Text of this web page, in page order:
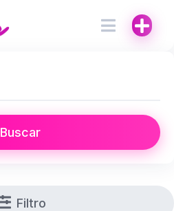
Buscar
Filtro